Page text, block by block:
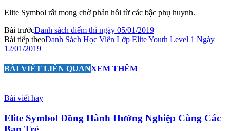
Elite Symbol rất mong chờ phản hồi từ các bậc phụ huynh.
Bài trướcDanh sách điểm thi ngày 05/01/2019
Bài tiếp theoDanh Sách Học Viên Lớp Elite Youth Level 1 Ngày
12/01/2019
BÀI VIẾT LIÊN QUANXEM THÊM
Bài viết hay
Elite Symbol Đồng Hành Hướng Nghiệp Cùng Các